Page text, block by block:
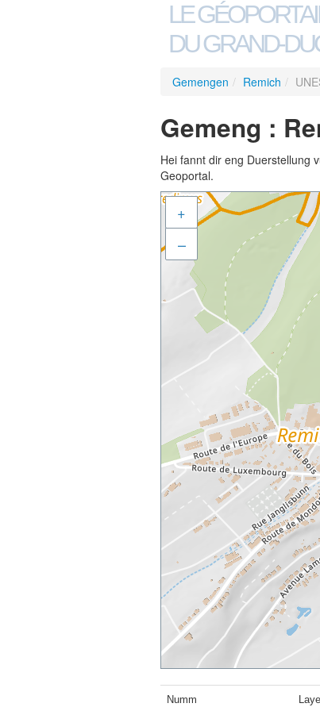
LE
DU GRAND-
Gemengen / Remich /
Gemeng :
Hei fannt dir eng Duerstellung
Geoportal.
+
–
Numm